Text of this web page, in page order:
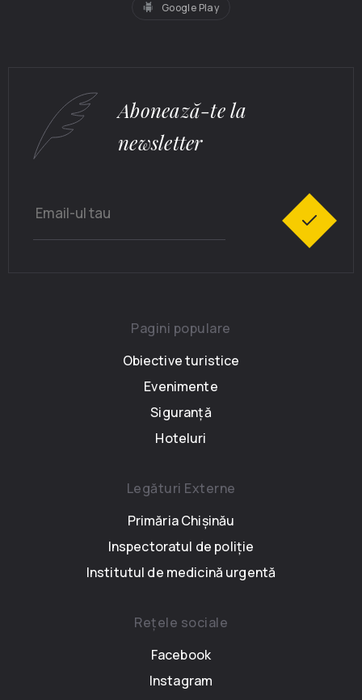
Google Play
Abonează-te la
newsletter
Pagini populare
Obiective turistice
Evenimente
Siguranță
Hoteluri
Legături Externe
Primăria Chișinău
Inspectoratul de poliție
Institutul de medicină urgentă
Rețele sociale
Facebook
Instagram